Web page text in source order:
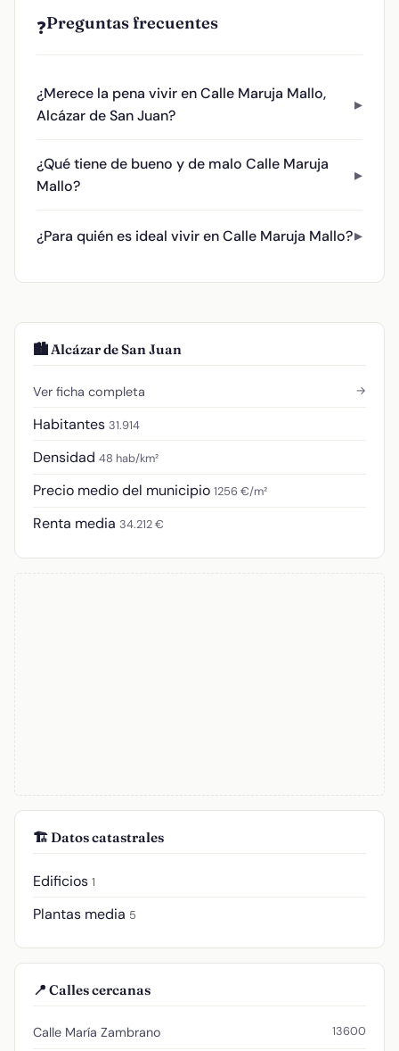
❓Preguntas frecuentes
¿Merece la pena vivir en Calle Maruja Mallo,
Alcázar de San Juan?
¿Qué tiene de bueno y de malo Calle Maruja
Mallo?
¿Para quién es ideal vivir en Calle Maruja Mallo?
🏙️ Alcázar de San Juan
Ver ficha completa →
Habitantes 31.914
Densidad 48 hab/km²
Precio medio del municipio 1256 €/m²
Renta media 34.212 €
🏗️ Datos catastrales
Edificios 1
Plantas media 5
📍 Calles cercanas
Calle María Zambrano 13600